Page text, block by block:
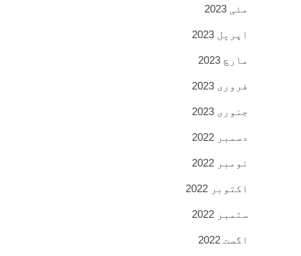
مئی 2023
اپریل 2023
مارچ 2023
فروری 2023
جنوری 2023
دسمبر 2022
نومبر 2022
اکتوبر 2022
ستمبر 2022
اگست 2022